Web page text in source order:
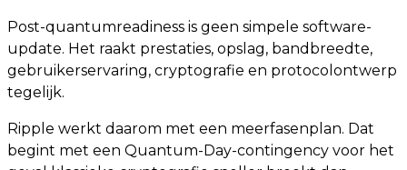
Post-quantumreadiness is geen simpele software-
update. Het raakt prestaties, opslag, bandbreedte,
gebruikerservaring, cryptografie en protocolontwerp
tegelijk.
Ripple werkt daarom met een meerfasenplan. Dat
begint met een Quantum-Day-contingency voor het